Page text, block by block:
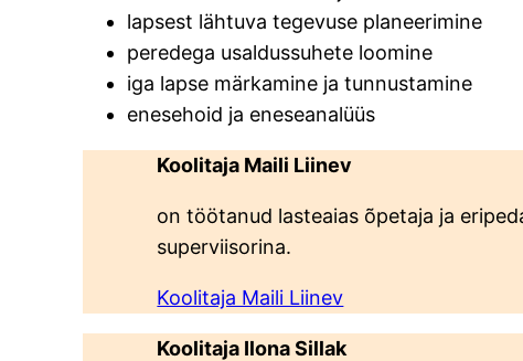
lapsest lähtuva tegevuse planeerimine
peredega usaldussuhete loomine
iga lapse märkamine ja tunnustamine
enesehoid ja eneseanalüüs
Koolitaja Maili Liinev
on töötanud lasteaias õpetaja ja
superviisorina.
Koolitaja Maili Liinev
Koolitaja Ilona Sillak